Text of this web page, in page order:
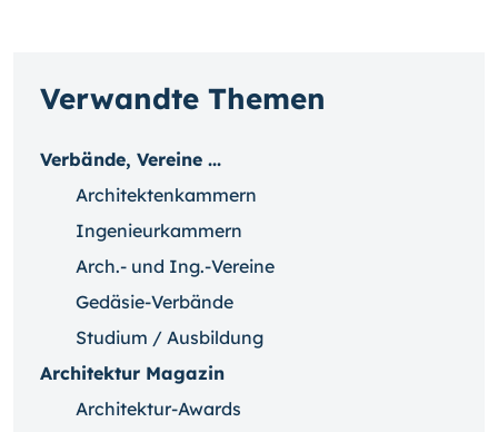
Verwandte Themen
Verbände, Vereine ...
Architektenkammern
Ingenieurkammern
Arch.- und Ing.-Vereine
Gedäsie-Verbände
Studium / Ausbildung
Architektur Magazin
Architektur-Awards